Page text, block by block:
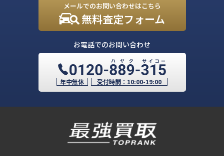
メールでのお問い合わせはこちら
無料査定フォーム
お電話でのお問い合わせ
年中無休 受付時間： 10:00-19:00